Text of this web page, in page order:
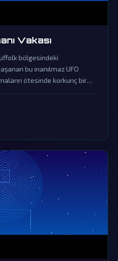
Vakası
bölgesindeki
bu inanılmaz UFO
ötesinde korkunç bir
tanıklıkları ve olay
dışı varlıkların